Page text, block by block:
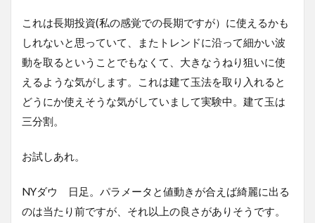
これは長期投資(私の感覚での長期ですが）に使えるかも
しれないと思っていて、またトレンドに沿って細かい波
動を取るということでもなくて、大きなうねり狙いに使
えるような気がします。これは建て玉法を取り入れると
どうにか使えそうな気がしていまして実験中。建て玉は
三分割。
お試しあれ。
NYダウ 日足。パラメータと値動きが合えば綺麗に出る
のは当たり前ですが、それ以上の良さがありそうです。